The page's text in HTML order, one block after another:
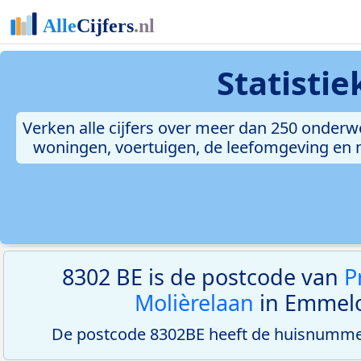
Verken alle cijfers over meer dan 250
woningen, voertuigen, de leefomgeving
8302 BE is de postcode van
Molièrelaan in
De postcode 8302BE heeft de